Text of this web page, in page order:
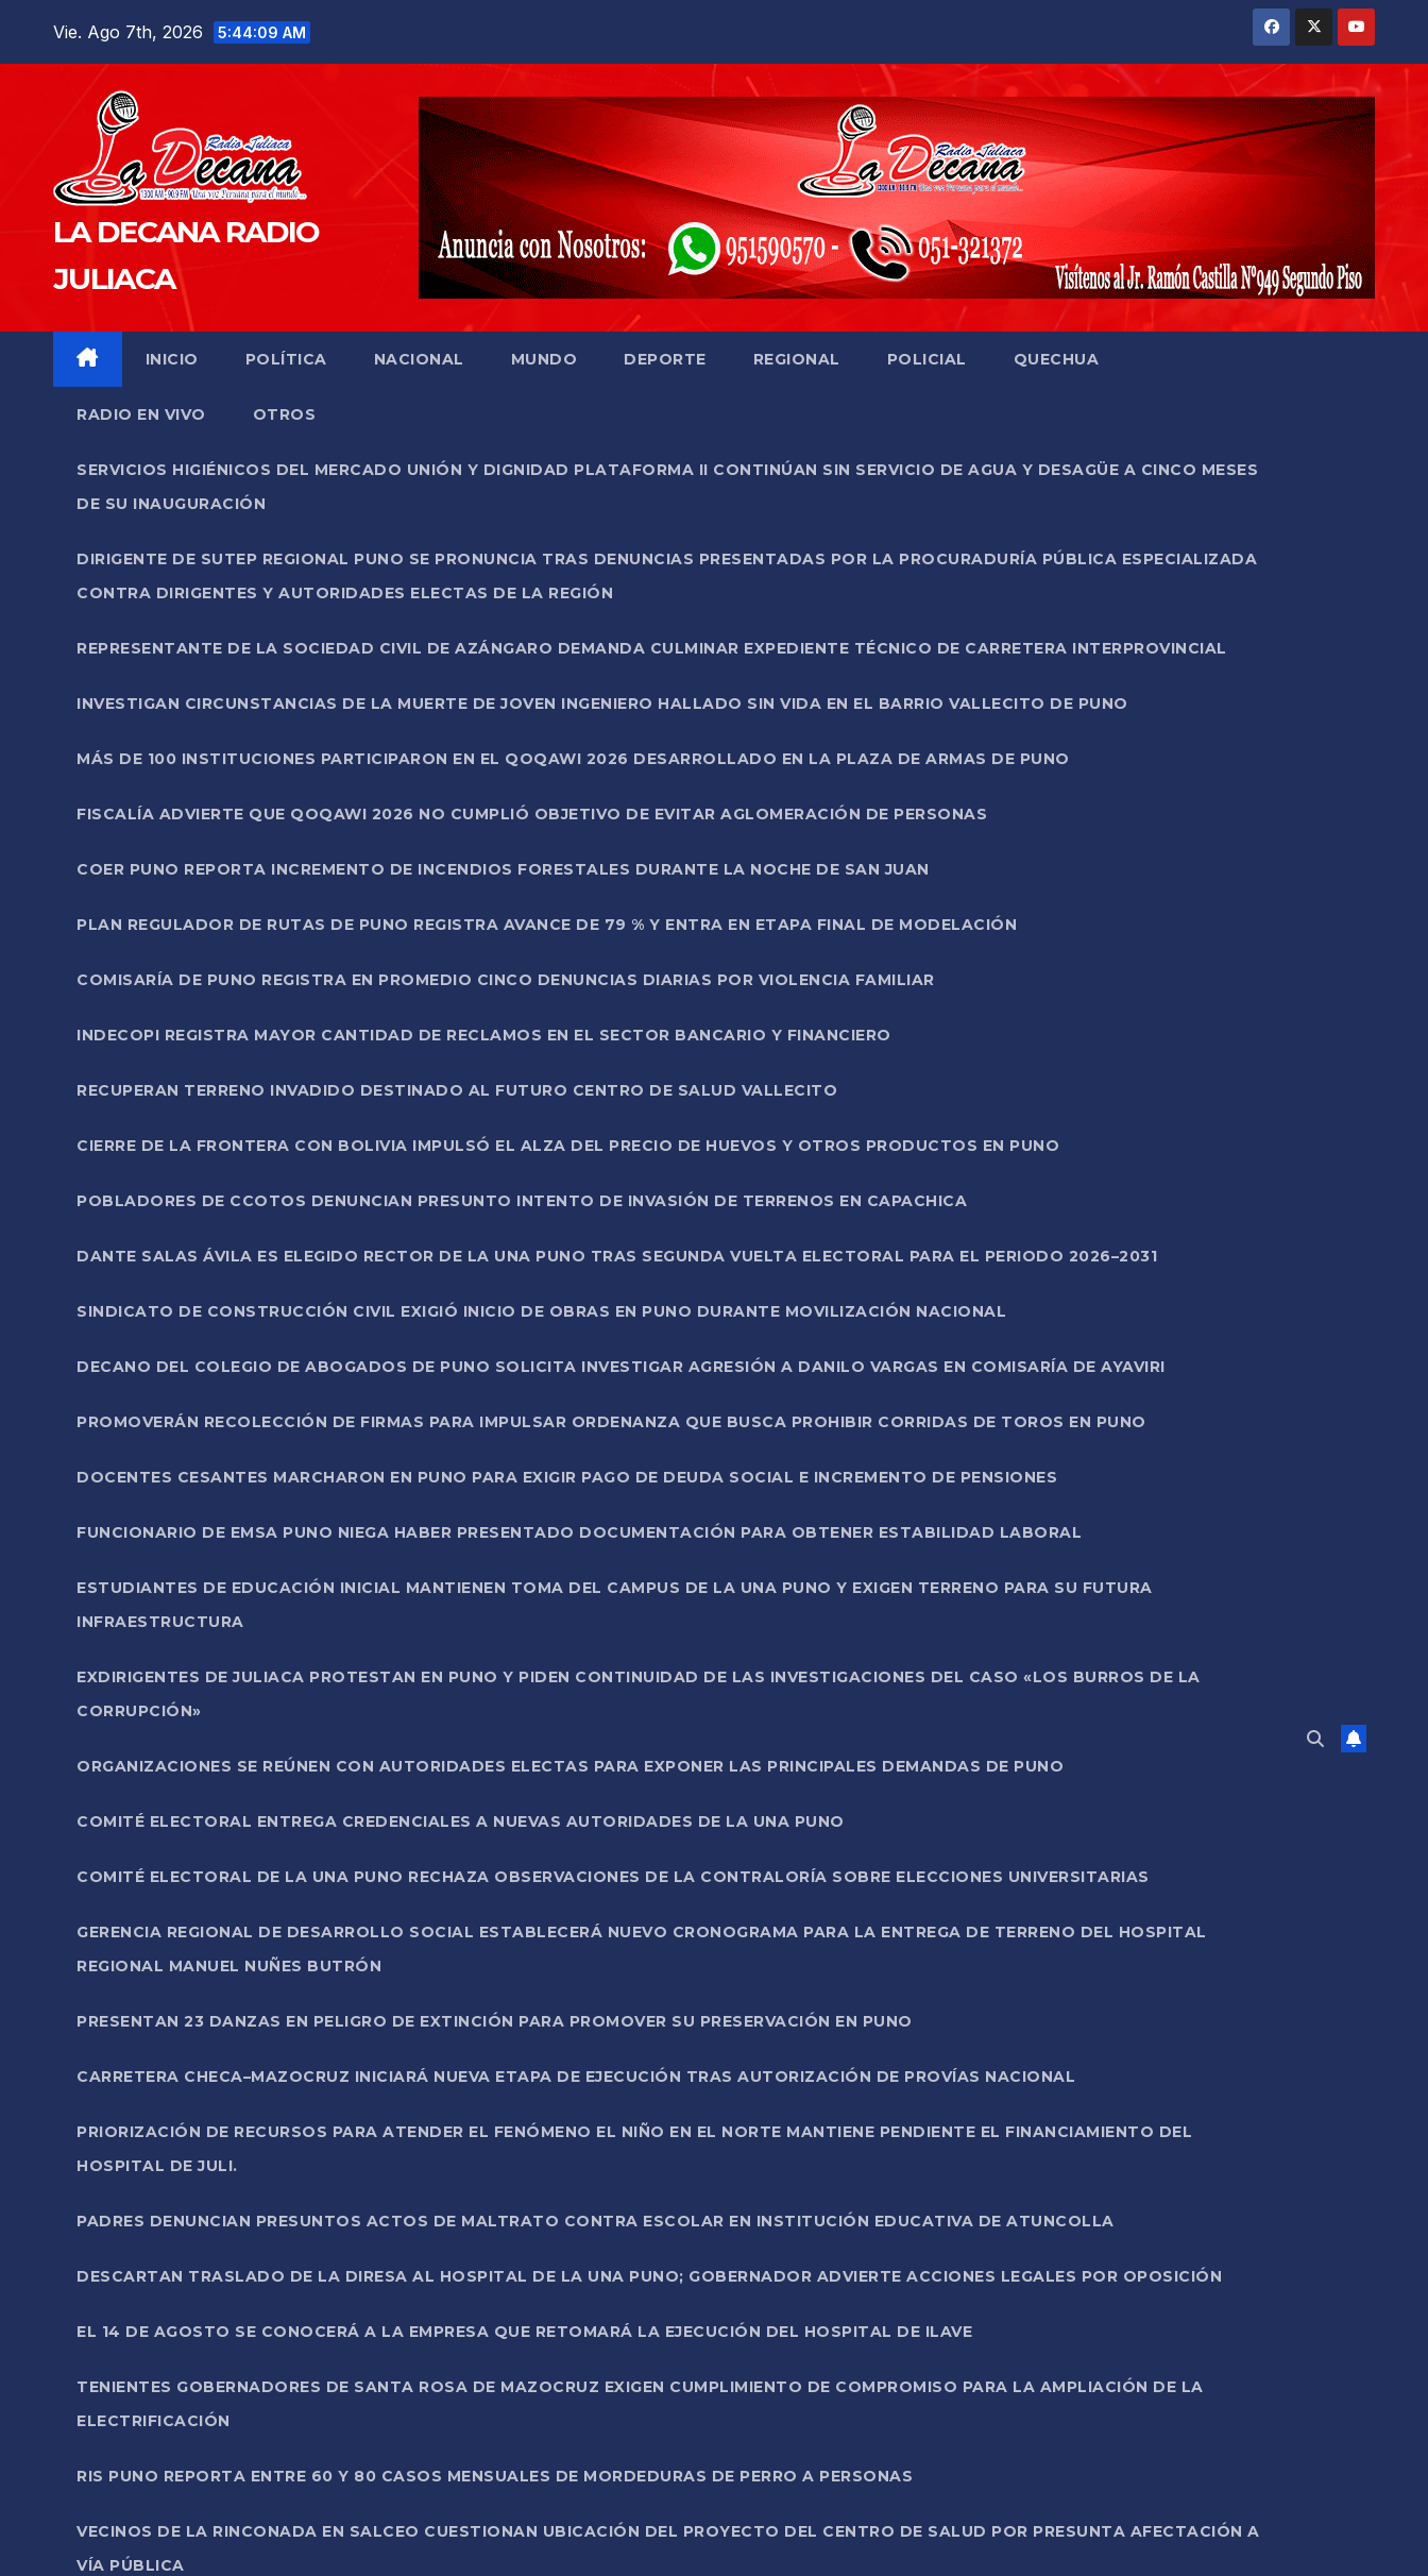
Vie. Ago 7th, 2026 5:44:11 AM
LA DECANA RADIO
JULIACA
INICIO POLÍTICA NACIONAL MUNDO DEPORTE REGIONAL POLICIAL QUECHUA
RADIO EN VIVO OTROS
SERVICIOS HIGIÉNICOS DEL MERCADO UNIÓN Y DIGNIDAD PLATAFORMA II CONTINÚAN SIN SERVICIO DE AGUA Y DESAGÜE A CINCO MESES
DE SU INAUGURACIÓN
DIRIGENTE DE SUTEP REGIONAL PUNO SE PRONUNCIA TRAS DENUNCIAS PRESENTADAS POR LA PROCURADURÍA PÚBLICA ESPECIALIZADA
CONTRA DIRIGENTES Y AUTORIDADES ELECTAS DE LA REGIÓN
REPRESENTANTE DE LA SOCIEDAD CIVIL DE AZÁNGARO DEMANDA CULMINAR EXPEDIENTE TÉCNICO DE CARRETERA INTERPROVINCIAL
INVESTIGAN CIRCUNSTANCIAS DE LA MUERTE DE JOVEN INGENIERO HALLADO SIN VIDA EN EL BARRIO VALLECITO DE PUNO
MÁS DE 100 INSTITUCIONES PARTICIPARON EN EL QOQAWI 2026 DESARROLLADO EN LA PLAZA DE ARMAS DE PUNO
FISCALÍA ADVIERTE QUE QOQAWI 2026 NO CUMPLIÓ OBJETIVO DE EVITAR AGLOMERACIÓN DE PERSONAS
COER PUNO REPORTA INCREMENTO DE INCENDIOS FORESTALES DURANTE LA NOCHE DE SAN JUAN
PLAN REGULADOR DE RUTAS DE PUNO REGISTRA AVANCE DE 79 % Y ENTRA EN ETAPA FINAL DE MODELACIÓN
COMISARÍA DE PUNO REGISTRA EN PROMEDIO CINCO DENUNCIAS DIARIAS POR VIOLENCIA FAMILIAR
INDECOPI REGISTRA MAYOR CANTIDAD DE RECLAMOS EN EL SECTOR BANCARIO Y FINANCIERO
RECUPERAN TERRENO INVADIDO DESTINADO AL FUTURO CENTRO DE SALUD VALLECITO
CIERRE DE LA FRONTERA CON BOLIVIA IMPULSÓ EL ALZA DEL PRECIO DE HUEVOS Y OTROS PRODUCTOS EN PUNO
POBLADORES DE CCOTOS DENUNCIAN PRESUNTO INTENTO DE INVASIÓN DE TERRENOS EN CAPACHICA
DANTE SALAS ÁVILA ES ELEGIDO RECTOR DE LA UNA PUNO TRAS SEGUNDA VUELTA ELECTORAL PARA EL PERIODO 2026–2031
SINDICATO DE CONSTRUCCIÓN CIVIL EXIGIÓ INICIO DE OBRAS EN PUNO DURANTE MOVILIZACIÓN NACIONAL
DECANO DEL COLEGIO DE ABOGADOS DE PUNO SOLICITA INVESTIGAR AGRESIÓN A DANILO VARGAS EN COMISARÍA DE AYAVIRI
PROMOVERÁN RECOLECCIÓN DE FIRMAS PARA IMPULSAR ORDENANZA QUE BUSCA PROHIBIR CORRIDAS DE TOROS EN PUNO
DOCENTES CESANTES MARCHARON EN PUNO PARA EXIGIR PAGO DE DEUDA SOCIAL E INCREMENTO DE PENSIONES
FUNCIONARIO DE EMSA PUNO NIEGA HABER PRESENTADO DOCUMENTACIÓN PARA OBTENER ESTABILIDAD LABORAL
ESTUDIANTES DE EDUCACIÓN INICIAL MANTIENEN TOMA DEL CAMPUS DE LA UNA PUNO Y EXIGEN TERRENO PARA SU FUTURA
INFRAESTRUCTURA
EXDIRIGENTES DE JULIACA PROTESTAN EN PUNO Y PIDEN CONTINUIDAD DE LAS INVESTIGACIONES DEL CASO «LOS BURROS DE LA
CORRUPCIÓN»
ORGANIZACIONES SE REÚNEN CON AUTORIDADES ELECTAS PARA EXPONER LAS PRINCIPALES DEMANDAS DE PUNO
COMITÉ ELECTORAL ENTREGA CREDENCIALES A NUEVAS AUTORIDADES DE LA UNA PUNO
COMITÉ ELECTORAL DE LA UNA PUNO RECHAZA OBSERVACIONES DE LA CONTRALORÍA SOBRE ELECCIONES UNIVERSITARIAS
GERENCIA REGIONAL DE DESARROLLO SOCIAL ESTABLECERÁ NUEVO CRONOGRAMA PARA LA ENTREGA DE TERRENO DEL HOSPITAL
REGIONAL MANUEL NUÑES BUTRÓN
PRESENTAN 23 DANZAS EN PELIGRO DE EXTINCIÓN PARA PROMOVER SU PRESERVACIÓN EN PUNO
CARRETERA CHECA–MAZOCRUZ INICIARÁ NUEVA ETAPA DE EJECUCIÓN TRAS AUTORIZACIÓN DE PROVÍAS NACIONAL
PRIORIZACIÓN DE RECURSOS PARA ATENDER EL FENÓMENO EL NIÑO EN EL NORTE MANTIENE PENDIENTE EL FINANCIAMIENTO DEL
HOSPITAL DE JULI.
PADRES DENUNCIAN PRESUNTOS ACTOS DE MALTRATO CONTRA ESCOLAR EN INSTITUCIÓN EDUCATIVA DE ATUNCOLLA
DESCARTAN TRASLADO DE LA DIRESA AL HOSPITAL DE LA UNA PUNO; GOBERNADOR ADVIERTE ACCIONES LEGALES POR OPOSICIÓN
EL 14 DE AGOSTO SE CONOCERÁ A LA EMPRESA QUE RETOMARÁ LA EJECUCIÓN DEL HOSPITAL DE ILAVE
TENIENTES GOBERNADORES DE SANTA ROSA DE MAZOCRUZ EXIGEN CUMPLIMIENTO DE COMPROMISO PARA LA AMPLIACIÓN DE LA
ELECTRIFICACIÓN
RIS PUNO REPORTA ENTRE 60 Y 80 CASOS MENSUALES DE MORDEDURAS DE PERRO A PERSONAS
VECINOS DE LA RINCONADA EN SALCEO CUESTIONAN UBICACIÓN DEL PROYECTO DEL CENTRO DE SALUD POR PRESUNTA AFECTACIÓN A
VÍA PÚBLICA